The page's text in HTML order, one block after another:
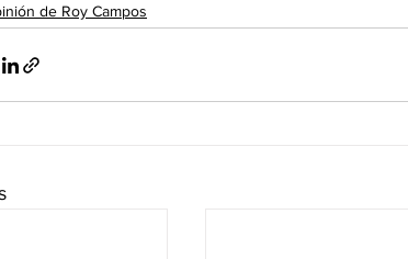
de Roy Campos